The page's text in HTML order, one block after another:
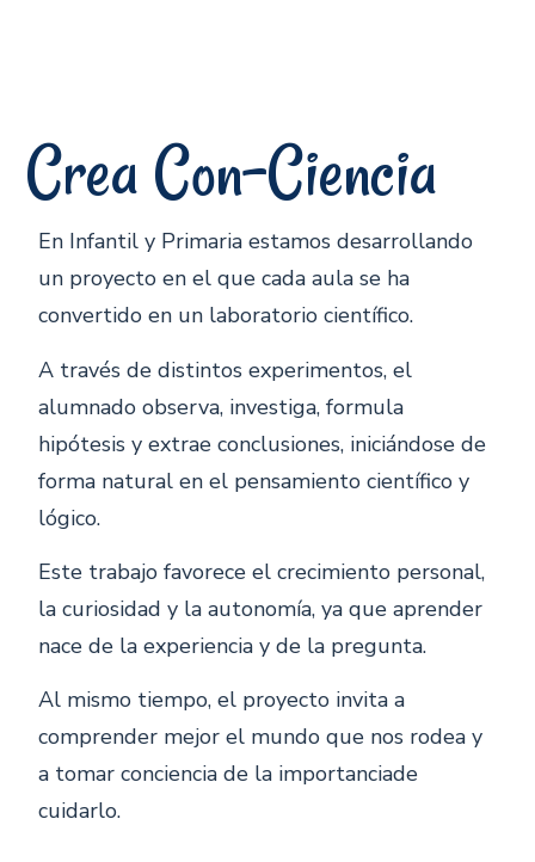
Crea Con-Ciencia
En Infantil y Primaria estamos desarrollando
un proyecto en el que cada aula se ha
convertido en un laboratorio científico.
A través de distintos experimentos, el
alumnado observa, investiga, formula
hipótesis y extrae conclusiones, iniciándose de
forma natural en el pensamiento científico y
lógico.
Este trabajo favorece el crecimiento personal,
la curiosidad y la autonomía, ya que aprender
nace de la experiencia y de la pregunta.
Al mismo tiempo, el proyecto invita a
comprender mejor el mundo que nos rodea y
a tomar conciencia de la importanciade
cuidarlo.